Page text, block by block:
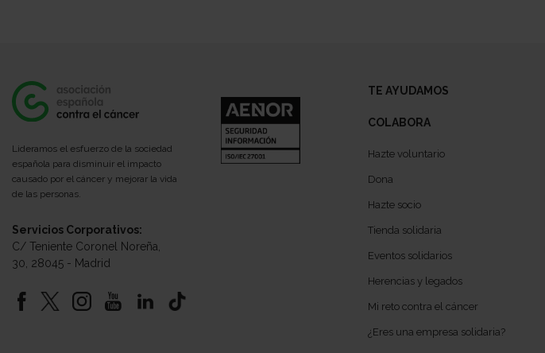
Lideramos el esfuerzo de la sociedad
española para disminuir el impacto
causado por el cáncer y mejorar la vida
de las personas.
Servicios Corporativos:
C/ Teniente Coronel Noreña,
30, 28045 - Madrid
TE AYUDAMOS
COLABORA
Hazte voluntario
Dona
Hazte socio
Tienda solidaria
Eventos solidarios
Herencias y legados
Mi reto contra el cáncer
¿Eres una empresa solidaria?